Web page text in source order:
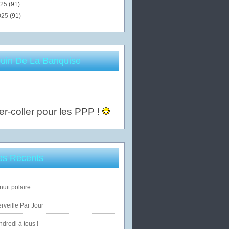
(91)
(91)
De La Banquise
coller pour les PPP !
Récents
polaire ...
Par Jour
à tous !